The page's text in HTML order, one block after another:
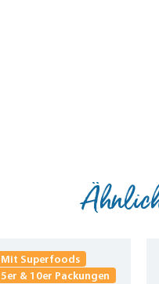
Mit Superfoods
5er & 10er Packungen